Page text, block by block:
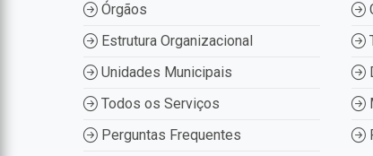
Órgãos
Estrutura Organizacional
Unidades Municipais
Todos os Serviços
Perguntas Frequentes